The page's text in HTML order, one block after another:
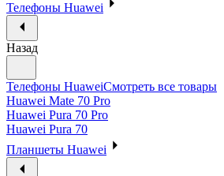
Телефоны Huawei
Назад
Телефоны HuaweiСмотреть все товары
Huawei Mate 70 Pro
Huawei Pura 70 Pro
Huawei Pura 70
Планшеты Huawei